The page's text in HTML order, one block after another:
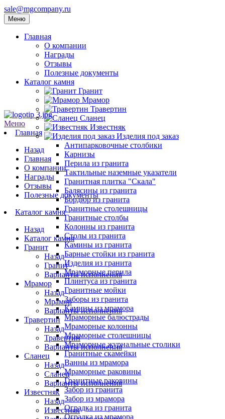
sale@mgcompany.ru
Меню
Главная
О компании
Награды
Отзывы
Полезные документы
Каталог камня
Гранит
Мрамор
Травертин
Сланец
Известняк
Изделия под заказ
Антипарковочные столбики
Карнизы
Перила из гранита
Тактильные наземные указатели
Гранитная плитка "Скала"
Балясины из гранита
Бордюр из гранита
Гранитные столешницы
Гранитные столбы
Колонны из гранита
Столы из гранита
Камины из гранита
Барные стойки из гранита
Изделия из гранита
Мраморные перила
Плинтуса из гранита
Гранитные мойки
Заборы из гранита
Камины из мрамора
Мраморные балюстрады
Мраморные колонны
Мраморные столешницы
Мраморные журнальные столики
Гранитные скамейки
Ванны из мрамора
Мраморные раковины
Гранитные раковины
Забор из гранита
Забор из мрамора
Оградка из гранита
Оградка из мрамора
Меню
Главная
Назад
Главная
О компании
Награды
Отзывы
Полезные документы
Каталог камня
Назад
Каталог камня
Гранит
Назад
Гранит
Варианты исполнения
Мрамор
Назад
Мрамор
Варианты исполнения
Травертин
Назад
Травертин
Варианты исполнения
Сланец
Назад
Сланец
Варианты исполнения
Известняк
Назад
Известняк